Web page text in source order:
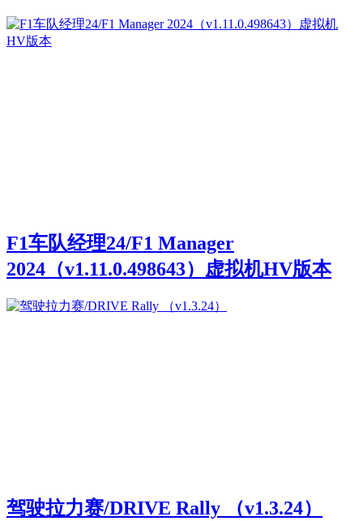
F1车队经理24/F1 Manager
2024（v1.11.0.498643）虚拟机HV版本
驾驶拉力赛/DRIVE Rally （v1.3.24）